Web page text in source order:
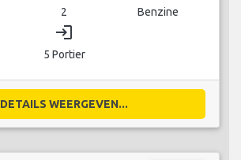
2 Benzine
login
5 Portier
DETAILS WEERGEVEN...